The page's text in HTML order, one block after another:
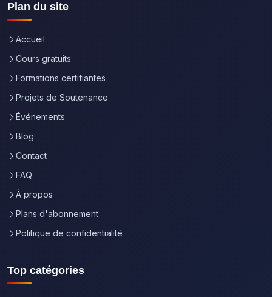
Plan du site
Accueil
Cours gratuits
Formations certifiantes
Projets de Soutenance
Événements
Blog
Contact
FAQ
À propos
Plans d'abonnement
Politique de confidentialité
Top catégories